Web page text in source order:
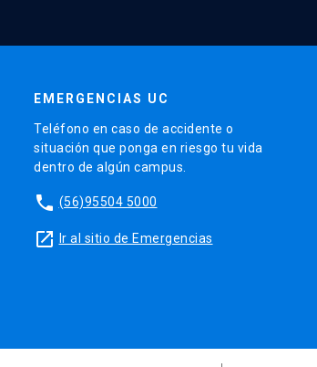
EMERGENCIAS UC
Teléfono en caso de accidente o
situación que ponga en riesgo tu vida
dentro de algún campus.
phone (56)95504 5000
launch Ir al sitio de Emergencias